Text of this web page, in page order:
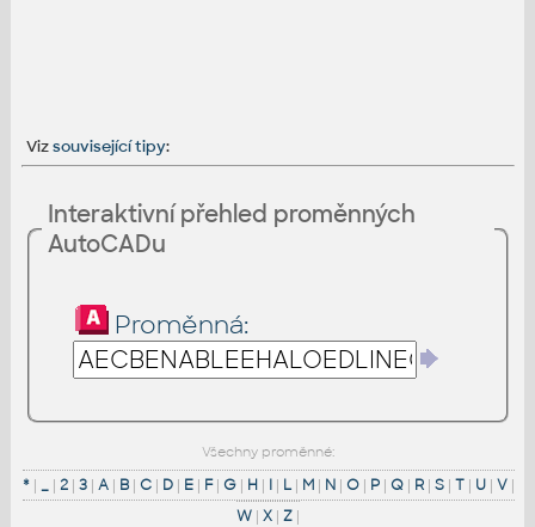
Vizsouvisející tipy:
Interaktivní přehled proměnných
AutoCADu
Proměnná:
Všechny proměnné:
*| _| 2| 3| A| B| C| D| E| F| G| H | I| L| M| N| O| P| Q| R| S| T| U| V|
W | X | Z |